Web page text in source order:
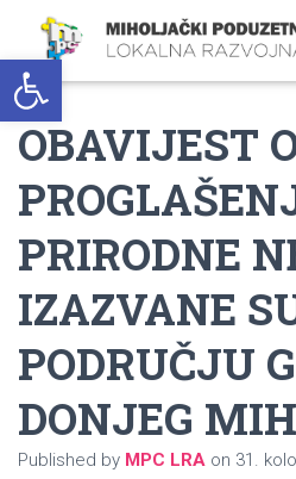
Open toolbar
OBAVIJEST
PRIRODNE
IZAZVANE
PODRUČJU
DONJEG
Published by MPC LRA on 31.